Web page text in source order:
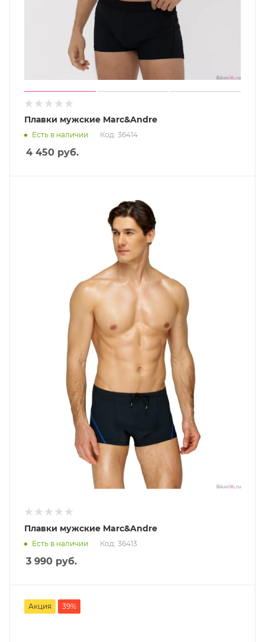
Плавки мужские Marc&Andre
Есть в наличии Код: 36414
4 450 руб.
Плавки мужские Marc&Andre
Есть в наличии Код: 36413
3 990 руб.
Акция 39%